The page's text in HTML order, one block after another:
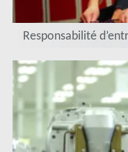
Responsabilité